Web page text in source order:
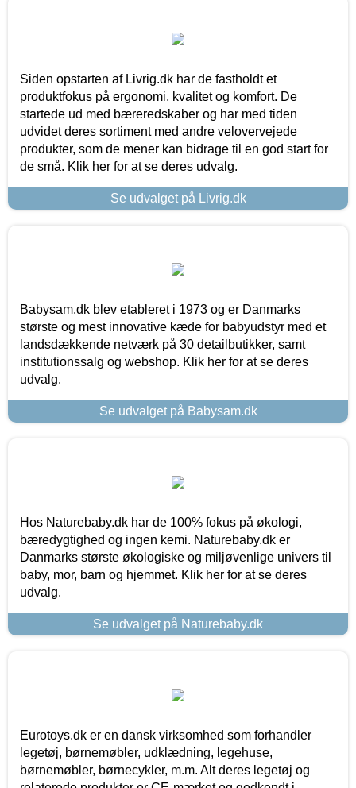
Siden opstarten af Livrig.dk har de fastholdt et
produktfokus på ergonomi, kvalitet og komfort. De
startede ud med bæreredskaber og har med tiden
udvidet deres sortiment med andre velovervejede
produkter, som de mener kan bidrage til en god start for
de små. Klik her for at se deres udvalg.
Se udvalget på Livrig.dk
Babysam.dk blev etableret i 1973 og er Danmarks
største og mest innovative kæde for babyudstyr med et
landsdækkende netværk på 30 detailbutikker, samt
institutionssalg og webshop. Klik her for at se deres
udvalg.
Se udvalget på Babysam.dk
Hos Naturebaby.dk har de 100% fokus på økologi,
bæredygtighed og ingen kemi. Naturebaby.dk er
Danmarks største økologiske og miljøvenlige univers til
baby, mor, barn og hjemmet. Klik her for at se deres
udvalg.
Se udvalget på Naturebaby.dk
Eurotoys.dk er en dansk virksomhed som forhandler
legetøj, børnemøbler, udklædning, legehuse,
børnemøbler, børnecykler, m.m. Alt deres legetøj og